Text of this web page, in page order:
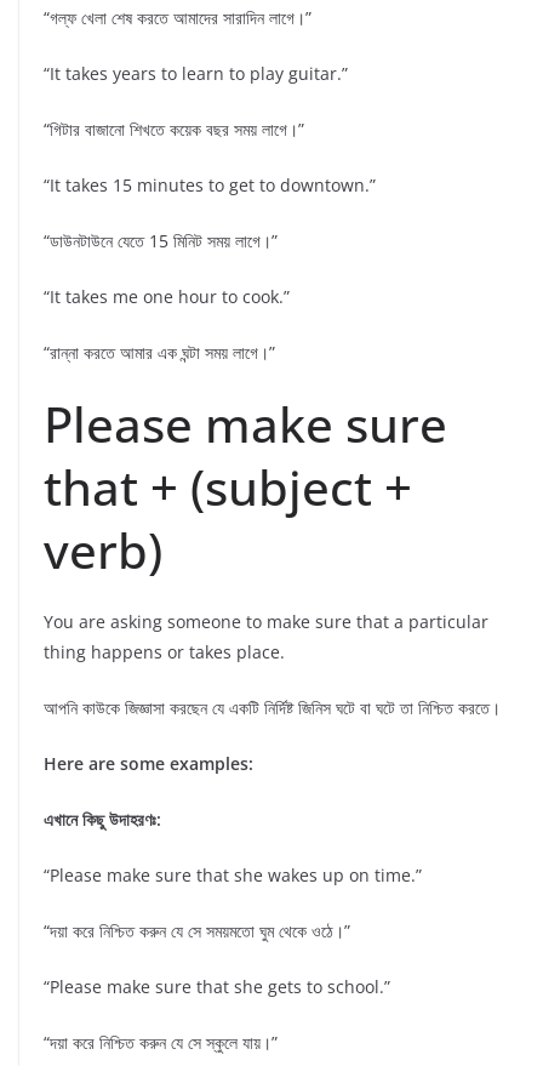
“গল্ফ খেলা শেষ করতে আমাদের সারাদিন লাগে।”
“It takes years to learn to play guitar.”
“গিটার বাজানো শিখতে কয়েক বছর সময় লাগে।”
“It takes 15 minutes to get to downtown.”
“ডাউনটাউনে যেতে 15 মিনিট সময় লাগে।”
“It takes me one hour to cook.”
“রান্না করতে আমার এক ঘন্টা সময় লাগে।”
Please make sure
that + (subject +
verb)
You are asking someone to make sure that a particular
thing happens or takes place.
আপনি কাউকে জিজ্ঞাসা করছেন যে একটি নির্দিষ্ট জিনিস ঘটে বা ঘটে তা নিশ্চিত করতে।
Here are some examples:
এখানে কিছু উদাহরণঃ:
“Please make sure that she wakes up on time.”
“দয়া করে নিশ্চিত করুন যে সে সময়মতো ঘুম থেকে ওঠে।”
“Please make sure that she gets to school.”
“দয়া করে নিশ্চিত করুন যে সে স্কুলে যায়।”